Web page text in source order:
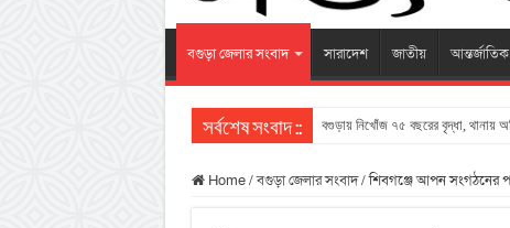
বগুড়া জেলার সংবাদ সারাদেশ জাতীয় আন্তর্জাতিক
সর্বশেষ সংবাদ :: বগুড়ায় নিখোঁজ ৭৫ বছরের বৃদ্ধা, থানায়
Home/বগুড়া জেলার সংবাদ/শিবগঞ্জে আপন সংগঠনের